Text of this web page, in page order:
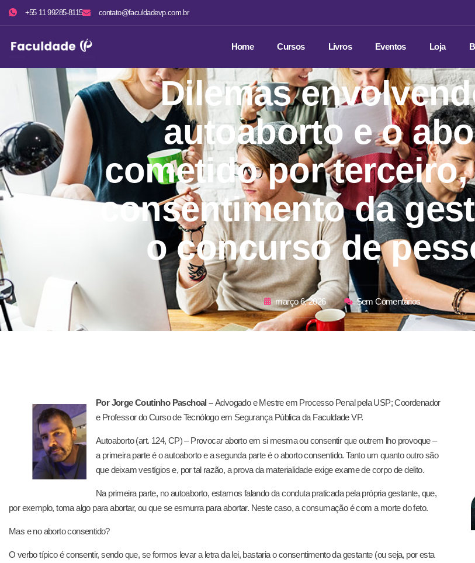
+55 11 99285-8115 contato@faculdadevp.com.br
Home Cursos Livros Eventos Loja
Dilemas
autoaborto e o
cometido por
consentimento da
o concurso de
março 6, 2026 Sem Comentários
Por Jorge Coutinho Paschoal –Advogado e Mestre em Processo Penal pela USP; Coordenador
e Professor do Curso de Tecnólogo em Segurança Pública da Faculdade VP.
Autoaborto (art. 124, CP) – Provocar aborto em si mesma ou consentir que outrem lho provoque –
a primeira parte é o autoaborto e a segunda parte é o aborto consentido. Tanto um quanto outro são
que deixam vestígios e, por tal razão, a prova da materialidade exige exame de corpo de delito.
Na primeira parte, no autoaborto, estamos falando da conduta praticada pela própria gestante, que,
por exemplo, toma algo para abortar, ou que se esmurra para abortar. Neste caso, a consumação é com a morte do feto.
Mas e no aborto consentido?
O verbo típico é consentir, sendo que, se formos levar a letra da lei, bastaria o consentimento da gestante (ou seja, por esta